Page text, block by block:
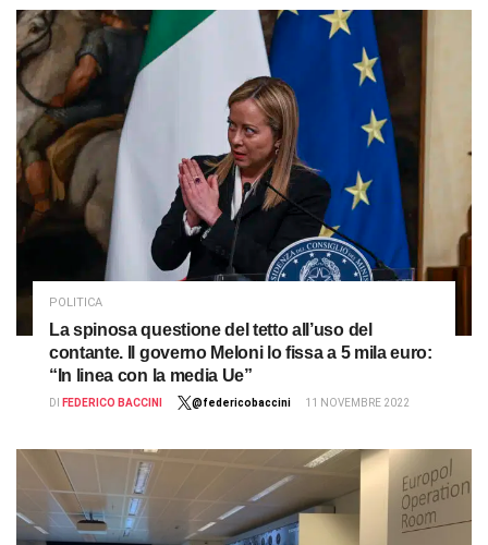
POLITICA
La spinosa questione del tetto all’uso del
contante. Il governo Meloni lo fissa a 5 mila euro:
“In linea con la media Ue”
DI FEDERICO BACCINI @federicobaccini 11 NOVEMBRE 2022